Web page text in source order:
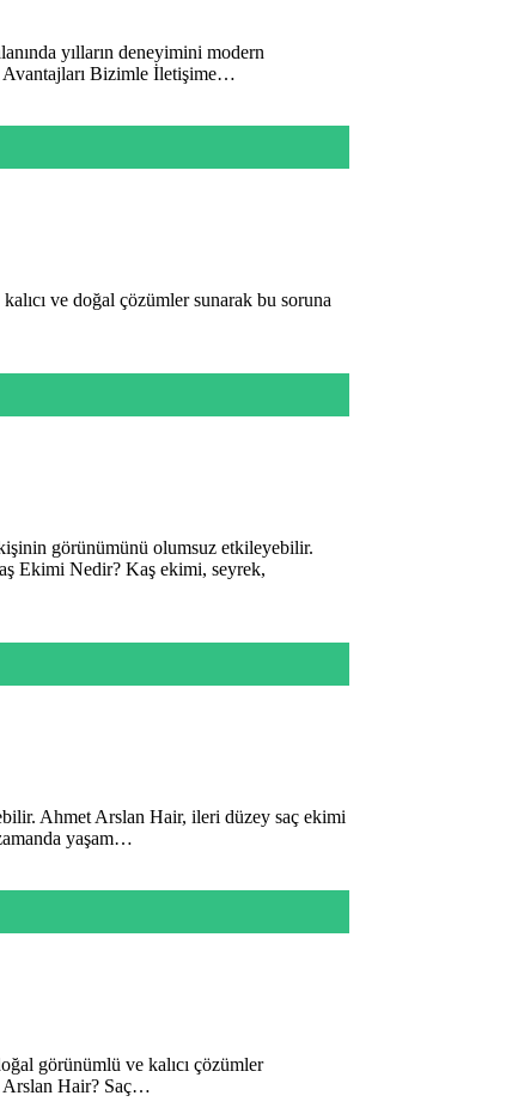
yılların deneyimini modern
Avantajları Bizimle İletişime…
ve doğal çözümler sunarak bu soruna
görünümünü olumsuz etkileyebilir.
Ekimi Nedir? Kaş ekimi, seyrek,
Ahmet Arslan Hair, ileri düzey saç ekimi
yaşam…
görünümlü ve kalıcı çözümler
Arslan Hair? Saç…